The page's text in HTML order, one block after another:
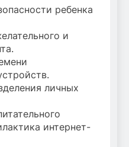
ребенка
и
личных
интернет-